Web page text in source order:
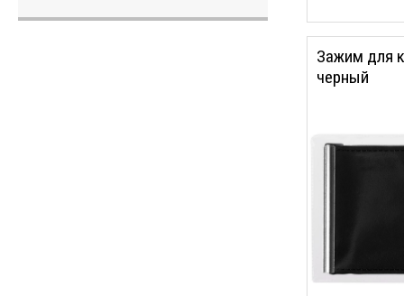
Зажим для
черный